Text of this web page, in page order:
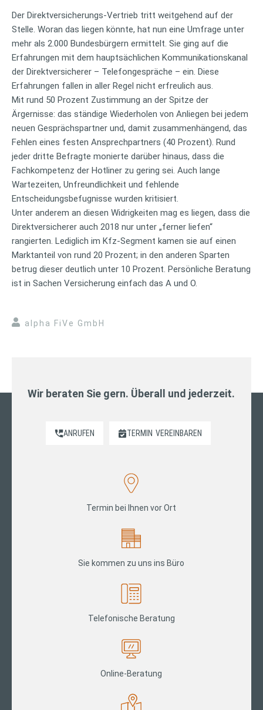
Der Direktversicherungs-Vertrieb tritt weitgehend auf der
Stelle. Woran das liegen könnte, hat nun eine Umfrage unter
mehr als 2.000 Bundesbürgern ermittelt. Sie ging auf die
Erfahrungen mit dem hauptsächlichen Kommunikationskanal
der Direktversicherer – Telefongespräche – ein. Diese
Erfahrungen fallen in aller Regel nicht erfreulich aus.
Mit rund 50 Prozent Zustimmung an der Spitze der
Ärgernisse: das ständige Wiederholen von Anliegen bei jedem
neuen Gesprächspartner und, damit zusammenhängend, das
Fehlen eines festen Ansprechpartners (40 Prozent). Rund
jeder dritte Befragte monierte darüber hinaus, dass die
Fachkompetenz der Hotliner zu gering sei. Auch lange
Wartezeiten, Unfreundlichkeit und fehlende
Entscheidungsbefugnisse wurden kritisiert.
Unter anderem an diesen Widrigkeiten mag es liegen, dass die
Direktversicherer auch 2018 nur unter „ferner liefen“
rangierten. Lediglich im Kfz-Segment kamen sie auf einen
Marktanteil von rund 20 Prozent; in den anderen Sparten
betrug dieser deutlich unter 10 Prozent. Persönliche Beratung
ist in Sachen Versicherung einfach das A und O.
alpha FiVe GmbH
Wir beraten Sie gern. Überall und jederzeit.
ANRUFEN TERMIN VEREINBAREN
Termin bei Ihnen vor Ort
Sie kommen zu uns ins Büro
Telefonische Beratung
Online-Beratung